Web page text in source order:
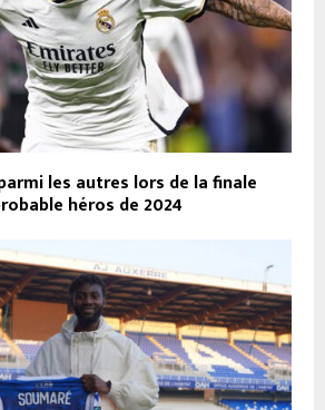
les autres lors de la finale
héros de 2024